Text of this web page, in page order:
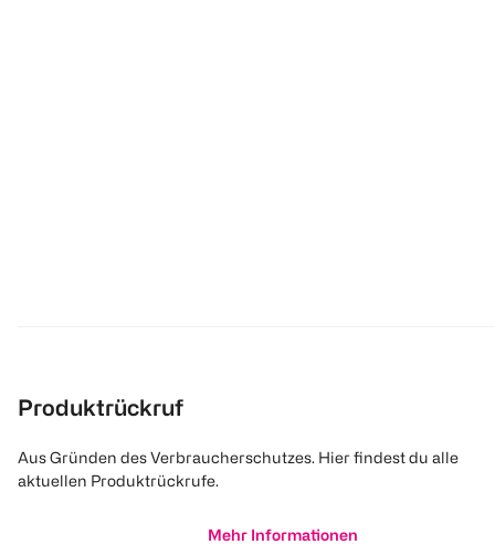
Produktrückruf
Aus Gründen des Verbraucherschutzes. Hier findest du alle
aktuellen Produktrückrufe.
Mehr Informationen